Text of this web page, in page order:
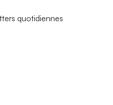
quotidiennes